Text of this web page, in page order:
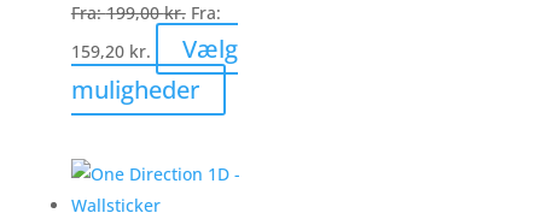
varesiden
Fra:199,00kr. Fra:
159,20 kr.
Vælg
muligheder
vare
flere